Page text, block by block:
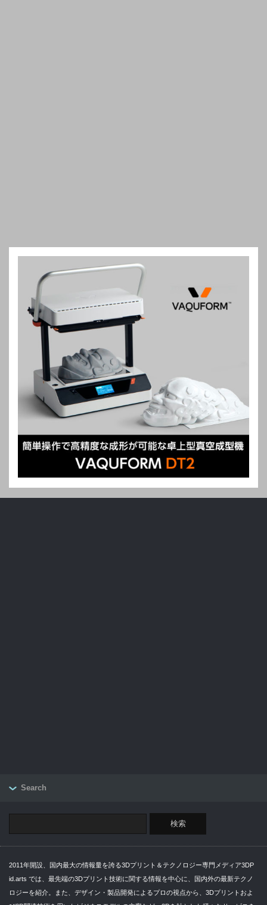
Search
2011年開設、国内最大の情報量を誇る3Dプリント＆テクノロジー専門メディア3DP
id.arts では、最先端の3Dプリント技術に関する情報を中心に、国内外の最新テクノ
ロジーを紹介。また、デザイン・製品開発によるプロの視点から、3Dプリントおよ